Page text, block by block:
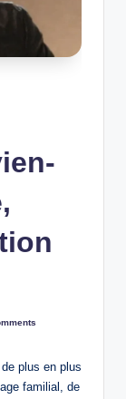
plus en plus
familial, de